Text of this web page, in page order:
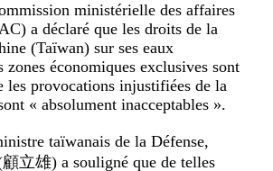
ministérielle des affaires
a déclaré que les droits de la
(Taïwan) sur ses eaux
zones économiques exclusives sont
les provocations injustifiées de la
« absolument inacceptables ».
taïwanais de la Défense,
顧立雄)a souligné que de telles